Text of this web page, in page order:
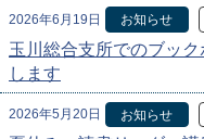
2026年6月19日 お知らせ
玉川総合支所でのブッ
します
2026年5月20日 お知らせ